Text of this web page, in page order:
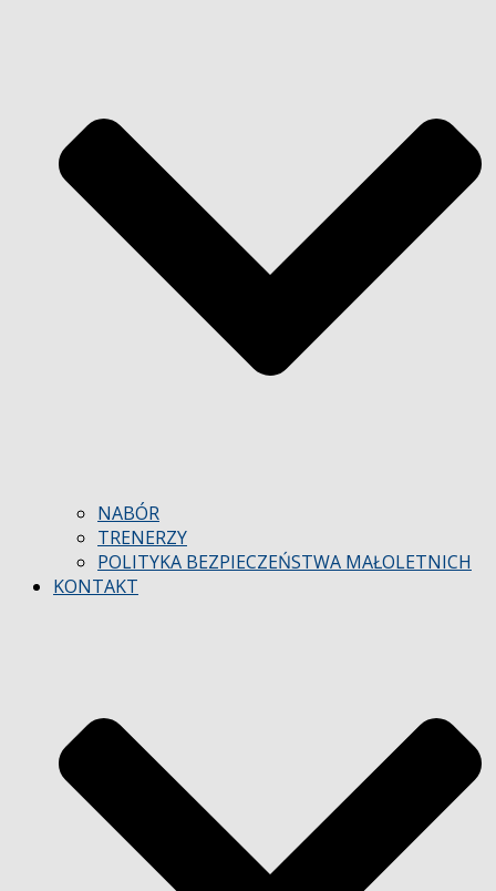
NABÓR
TRENERZY
POLITYKA BEZPIECZEŃSTWA MAŁOLETNICH
KONTAKT